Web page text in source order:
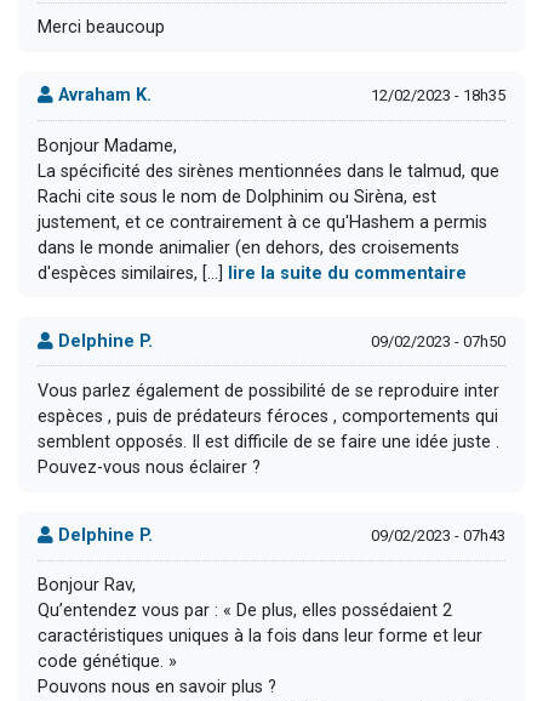
Merci beaucoup
Avraham K. 12/02/2023 - 18h35
Bonjour Madame,
La spécificité des sirènes mentionnées dans le talmud, que
Rachi cite sous le nom de Dolphinim ou Sirèna, est
justement, et ce contrairement à ce qu'Hashem a permis
dans le monde animalier (en dehors, des croisements
d'espèces similaires, [...]
lire la suite du commentaire
Delphine P. 09/02/2023 - 07h50
Vous parlez également de possibilité de se reproduire inter
espèces , puis de prédateurs féroces , comportements qui
semblent opposés. Il est difficile de se faire une idée juste .
Pouvez-vous nous éclairer ?
Delphine P. 09/02/2023 - 07h43
Bonjour Rav,
Qu’entendez vous par : « De plus, elles possédaient 2
caractéristiques uniques à la fois dans leur forme et leur
code génétique. »
Pouvons nous en savoir plus ?